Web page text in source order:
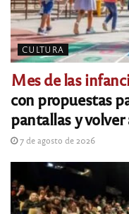
CULTURA
Mes de las
con propuestas
pantallas y volver
7 de agosto de 2026